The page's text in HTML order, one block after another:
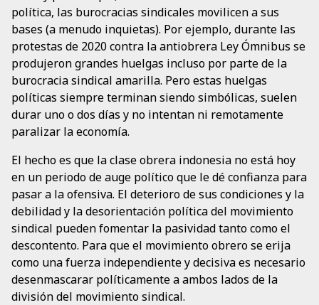
política, las burocracias sindicales movilicen a sus
bases (a menudo inquietas). Por ejemplo, durante las
protestas de 2020 contra la antiobrera Ley Ómnibus se
produjeron grandes huelgas incluso por parte de la
burocracia sindical amarilla. Pero estas huelgas
políticas siempre terminan siendo simbólicas, suelen
durar uno o dos días y no intentan ni remotamente
paralizar la economía.
El hecho es que la clase obrera indonesia no está hoy
en un periodo de auge político que le dé confianza para
pasar a la ofensiva. El deterioro de sus condiciones y la
debilidad y la desorientación política del movimiento
sindical pueden fomentar la pasividad tanto como el
descontento. Para que el movimiento obrero se erija
como una fuerza independiente y decisiva es necesario
desenmascarar políticamente a ambos lados de la
división del movimiento sindical.